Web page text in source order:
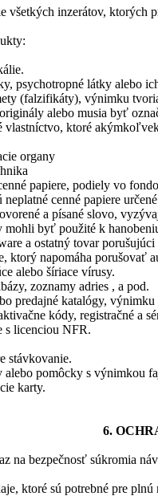
všetkých inzerátov, ktorých
psychotropné látky alebo
(falzifikáty), výnimku
alebo musia byť
vlastníctvo, ktoré
organy
papiere, podiely vo
cenné papiere
a písané slovo,
mohli byť použité k
a ostatný tovar porušujúci
ktorý napomáha porušovať
alebo šíriace vírusy.
zoznamy adries , a pod.
predajné katalógy,
kódy, registračné a
s licenciou NFR.
stávkovanie.
alebo pomôcky s výnimkou
karty.
6.
na bezpečnosť súkromia
ktoré sú potrebné pre